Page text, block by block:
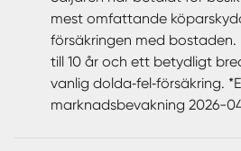
perfekt för dig som vill kunna ta
enkelhet.
Detta är hemmet för dig som är
boende och som vill ha en plats
funktion går hand i hand. Det här
mest omfattande
försäkringen med
till 10 år och ett betydligt
vanlig dolda‑fel‑försäkring.
marknadsbevakning 2026-